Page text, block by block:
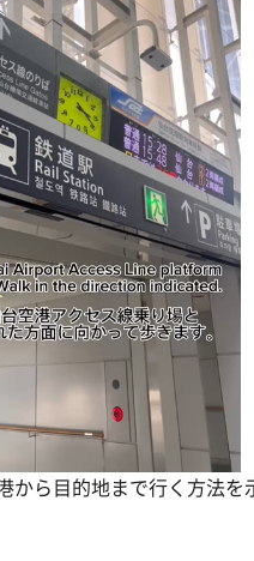
から目的地まで行く方法を